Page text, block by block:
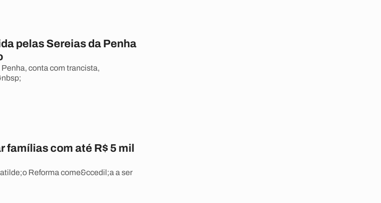
pelas Sereias da Penha
conta com trancista,
com até R$ 5 mil
Reforma come&ccedil;a a ser